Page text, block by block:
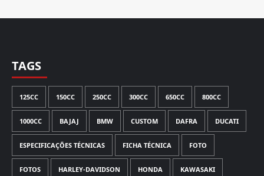
TAGS
125CC 150CC 250CC 300CC 650CC 800CC
1000CC BAJAJ BMW CUSTOM DAFRA DUCATI
ESPECIFICAÇÕES TÉCNICAS FICHA TÉCNICA FOTO
FOTOS HARLEY-DAVIDSON HONDA KAWASAKI